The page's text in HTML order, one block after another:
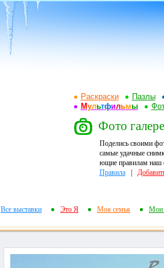
Раскраски
Пазлы
Мультфильмы
Фото
Поделись своими
самые удачные
ющие правилам наш
Правила|
Все выставки Это Я Моя семья Мои